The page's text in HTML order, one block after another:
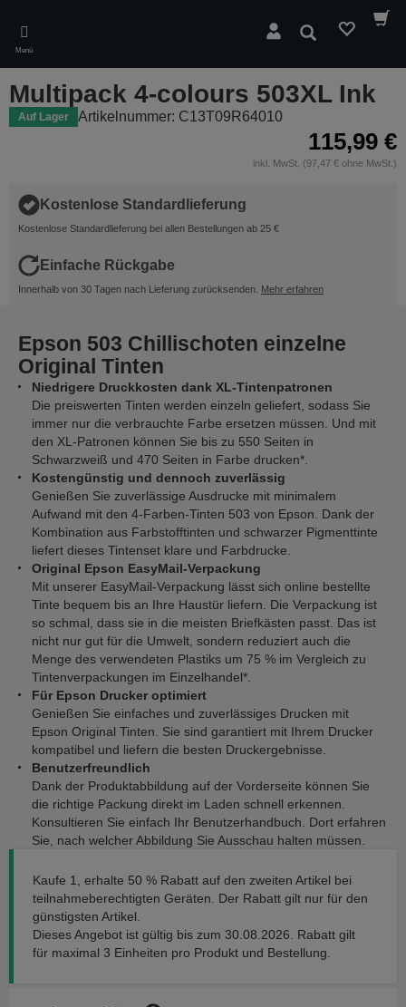
main
content
Menü
Suchen
Multipack 4-colours 503XL Ink
Auf Lager Artikelnummer: C13T09R64010
115,99 €
inkl. MwSt. (97,47 € ohne MwSt.)
Kostenlose Standardlieferung
Kostenlose Standardlieferung bei allen Bestellungen ab 25 €
Einfache Rückgabe
Innerhalb von 30 Tagen nach Lieferung zurücksenden. Mehr erfahren
Epson 503 Chillischoten einzelne
Original Tinten
Niedrigere Druckkosten dank XL-Tintenpatronen
Die preiswerten Tinten werden einzeln geliefert, sodass Sie
immer nur die verbrauchte Farbe ersetzen müssen. Und mit
den XL-Patronen können Sie bis zu 550 Seiten in
Schwarzweiß und 470 Seiten in Farbe drucken*.
Kostengünstig und dennoch zuverlässig
Genießen Sie zuverlässige Ausdrucke mit minimalem
Aufwand mit den 4-Farben-Tinten 503 von Epson. Dank der
Kombination aus Farbstofftinten und schwarzer Pigmenttinte
liefert dieses Tintenset klare und Farbdrucke.
Original Epson EasyMail-Verpackung
Mit unserer EasyMail-Verpackung lässt sich online bestellte
Tinte bequem bis an Ihre Haustür liefern. Die Verpackung ist
so schmal, dass sie in die meisten Briefkästen passt. Das ist
nicht nur gut für die Umwelt, sondern reduziert auch die
Menge des verwendeten Plastiks um 75 % im Vergleich zu
Tintenverpackungen im Einzelhandel*.
Für Epson Drucker optimiert
Genießen Sie einfaches und zuverlässiges Drucken mit
Epson Original Tinten. Sie sind garantiert mit Ihrem Drucker
kompatibel und liefern die besten Druckergebnisse.
Benutzerfreundlich
Dank der Produktabbildung auf der Vorderseite können Sie
die richtige Packung direkt im Laden schnell erkennen.
Konsultieren Sie einfach Ihr Benutzerhandbuch. Dort erfahren
Sie, nach welcher Abbildung Sie Ausschau halten müssen.
Kaufe 1, erhalte 50 % Rabatt auf den zweiten Artikel bei
teilnahmeberechtigten Geräten. Der Rabatt gilt nur für den
günstigsten Artikel.
Dieses Angebot ist gültig bis zum 30.08.2026. Rabatt gilt
für maximal 3 Einheiten pro Produkt und Bestellung.